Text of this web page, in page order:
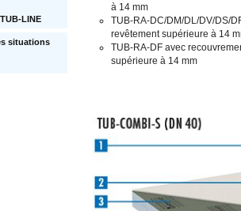
LINE
situations
à 14 mm
TUB-RA-DC/DM/DL/DV/DS/
revêtement supérieure à 14
TUB-RA-DF avec
supérieure à 14 mm